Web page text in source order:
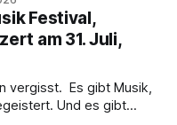
getragen von
einer musikalisch
Festival,
am 31. Juli,
gibt Musik,
Und es gibt